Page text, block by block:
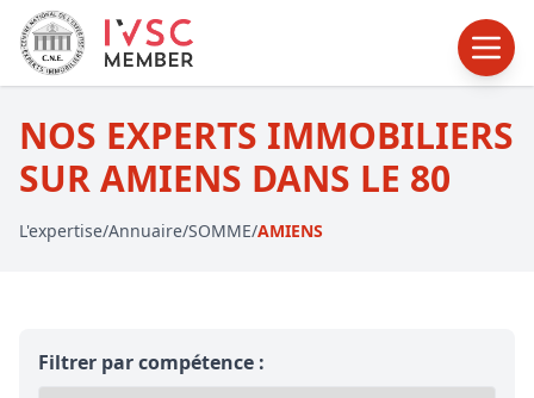
NOS EXPERTS IMMOBILIERS
SUR AMIENS DANS LE 80
L'expertise/Annuaire/SOMME/AMIENS
Filtrer par compétence :